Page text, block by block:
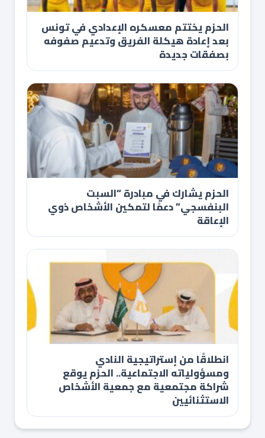
الحزم يختتم معسكره الإعدادي في تونس
بعد إعادة هيكلة الفريق وتدعيم صفوفه
بصفقات جديدة
الحزم يشارك في مبادرة “السبت
البنفسجي” دعمًا لتمكين الأشخاص ذوي
الإعاقة
انطلاقًا من إستراتيجية النادي
ومسؤولياته الاجتماعية.. الحزم يوقع
شراكة مجتمعية مع جمعية الأشخاص
الاستثنائيين